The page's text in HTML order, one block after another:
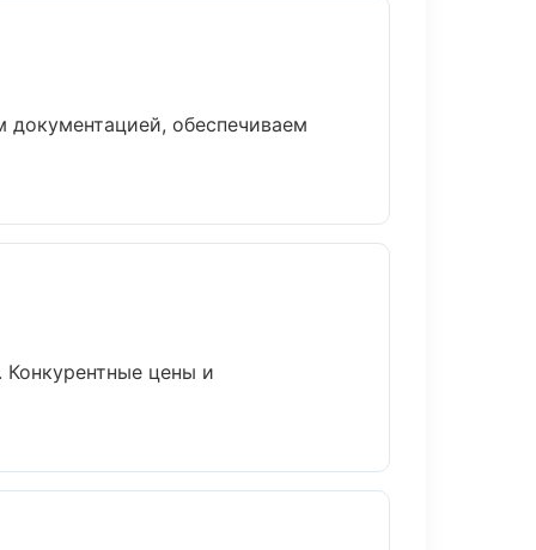
обеспечиваем
Конкурентные цены и